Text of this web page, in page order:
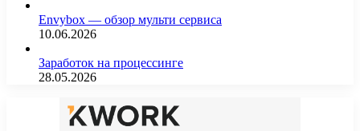
Envybox — обзор мульти сервиса
10.06.2026
Заработок на процессинге
28.05.2026